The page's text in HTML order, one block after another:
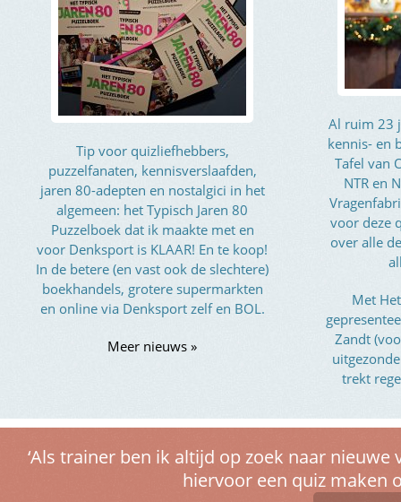
Tip voor quizliefhebbers,
puzzelfanaten, kennisverslaafden,
jaren 80-adepten en nostalgici in het
algemeen: het Typisch Jaren 80
Puzzelboek dat ik maakte met en
voor Denksport is KLAAR! En te koop!
In de betere (en vast ook de slechtere)
boekhandels, grotere supermarkten
en online via Denksport zelf en BOL.
Meer nieuws »
Al ruim 23
kennis- en
Tafel van
NTR en
voor deze
over alle
Met
Zandt
trekt
‘Als trainer ben ik altijd op zoek naar
hiervoor een quiz maken